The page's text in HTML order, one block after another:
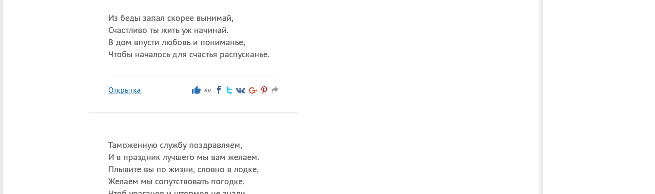
Из беды запал скорее вынимай,
Счастливо ты жить уж начинай.
В дом впусти любовь и пониманье,
Чтобы началось для счастья распусканье.
Открытка 202
Таможенную службу поздравляем,
И в праздник лучшего мы вам желаем.
Плывите вы по жизни, словно в лодке,
Желаем мы сопутствовать погодке.